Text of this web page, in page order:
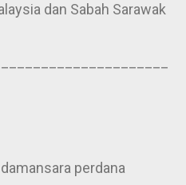
dan Sabah Sarawak
perdana